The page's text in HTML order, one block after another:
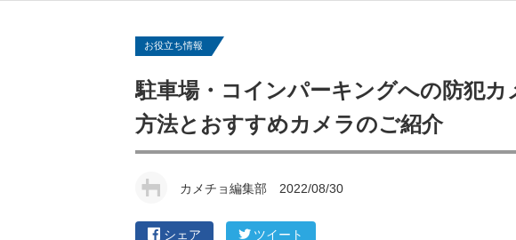
お役立ち情報
駐車場・コインパーキングへの防犯カ
方法とおすすめカメラのご紹介
カメチョ編集部 2022/08/30
シェア ツイート